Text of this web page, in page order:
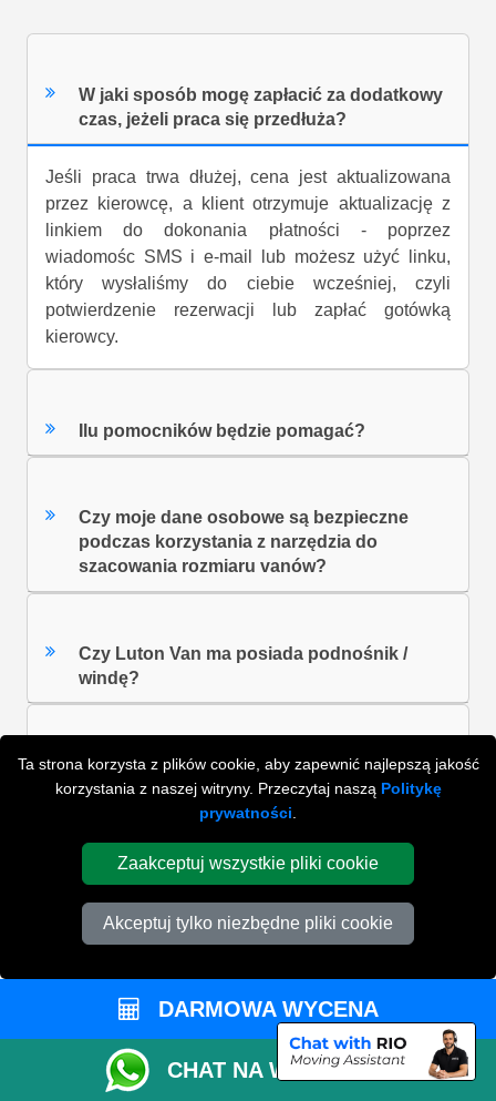
Ta strona korzysta z plików cookie, aby zapewnić najlepszą jakość
korzystania z naszej witryny. Przeczytaj naszą Politykę
prywatności
Zaakceptuj wszystkie pliki cookie
Akceptuj tylko niezbędne pliki cookie
W jaki sposób mogę zapłacić za dodatkowy
czas, jeżeli praca się przedłuża?
Jeśli praca trwa dłużej, cena jest aktualizowana
przez kierowcę, a klient otrzymuje aktualizację z
linkiem do dokonania płatności - poprzez
wiadomośc SMS i e-mail lub możesz użyć linku,
który wysłaliśmy do ciebie wcześniej, czyli
potwierdzenie rezerwacji lub zapłać gotówką
kierowcy.
Ilu pomocników będzie pomagać?
Czy moje dane osobowe są bezpieczne
podczas korzystania z narzędzia do
szacowania rozmiaru vanów?
Czy Luton Van ma posiada podnośnik /
windę?
Czy mogę korzystać z internetowego
kalkulatora rozmiarów vana zarówno w
przypadku przeprowadzek osobistych, jak i
komercyjnych?
ZOBACZ WSZYSTKIE FAQ'S
WYSZUKAJ W NAJCZĘŚCIEJ ZADAWANYCH
PYTANIACH
DARMOWA WYCENA
CHAT NA WHATSAPP